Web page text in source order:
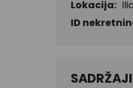
Lokacija:
ID
SADRŽAJI